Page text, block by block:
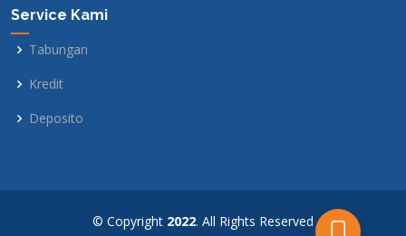
Service Kami
Tabungan
Kredit
Deposito
© Copyright 2022. All Rights Reserved